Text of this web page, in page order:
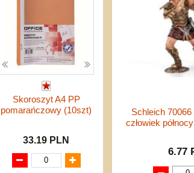
Skoroszyt A4 PP
pomarańczowy (10szt)
33.19 PLN
Schleich
człowiek
6.77